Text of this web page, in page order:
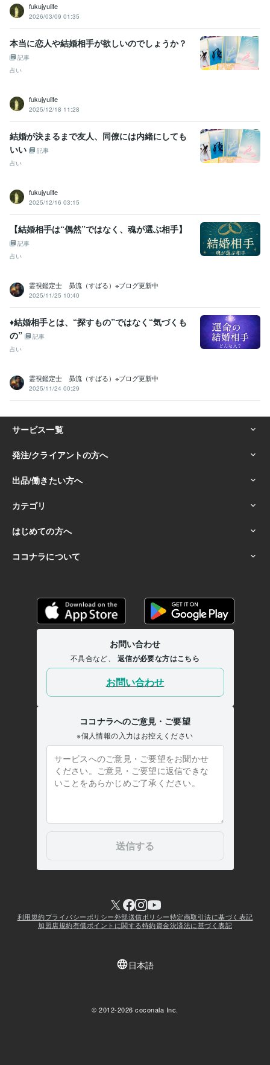
fukujyulife
2026/03/09 01:35
本当に恋人や結婚相手が欲しいのでしょうか？
記事
占い
fukujyulife
2025/12/18 11:28
結婚が決まるまで友人、同僚には内緒にしても
いい
記事
占い
fukujyulife
2025/12/16 03:15
【結婚相手は“偶然”ではなく、魂が選ぶ相手】
記事
占い
霊視鑑定士 昴流（すばる）※ブログ更新中
2025/11/25 10:40
♦︎結婚相手とは、“探すもの”ではなく“気づくも
の”
記事
占い
霊視鑑定士 昴流（すばる）※ブログ更新中
2025/11/24 00:29